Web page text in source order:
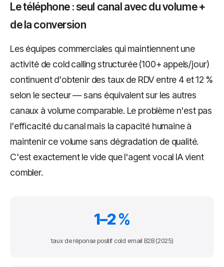
Le téléphone : seul canal avec du volume +
de la conversion
Les équipes commerciales qui maintiennent une
activité de cold calling structurée (100+ appels/jour)
continuent d'obtenir des taux de RDV entre 4 et 12 %
selon le secteur — sans équivalent sur les autres
canaux à volume comparable. Le problème n'est pas
l'efficacité du canal mais la capacité humaine à
maintenir ce volume sans dégradation de qualité.
C'est exactement le vide que l'agent vocal IA vient
combler.
1–2 %
taux de réponse positif cold email B2B (2025)